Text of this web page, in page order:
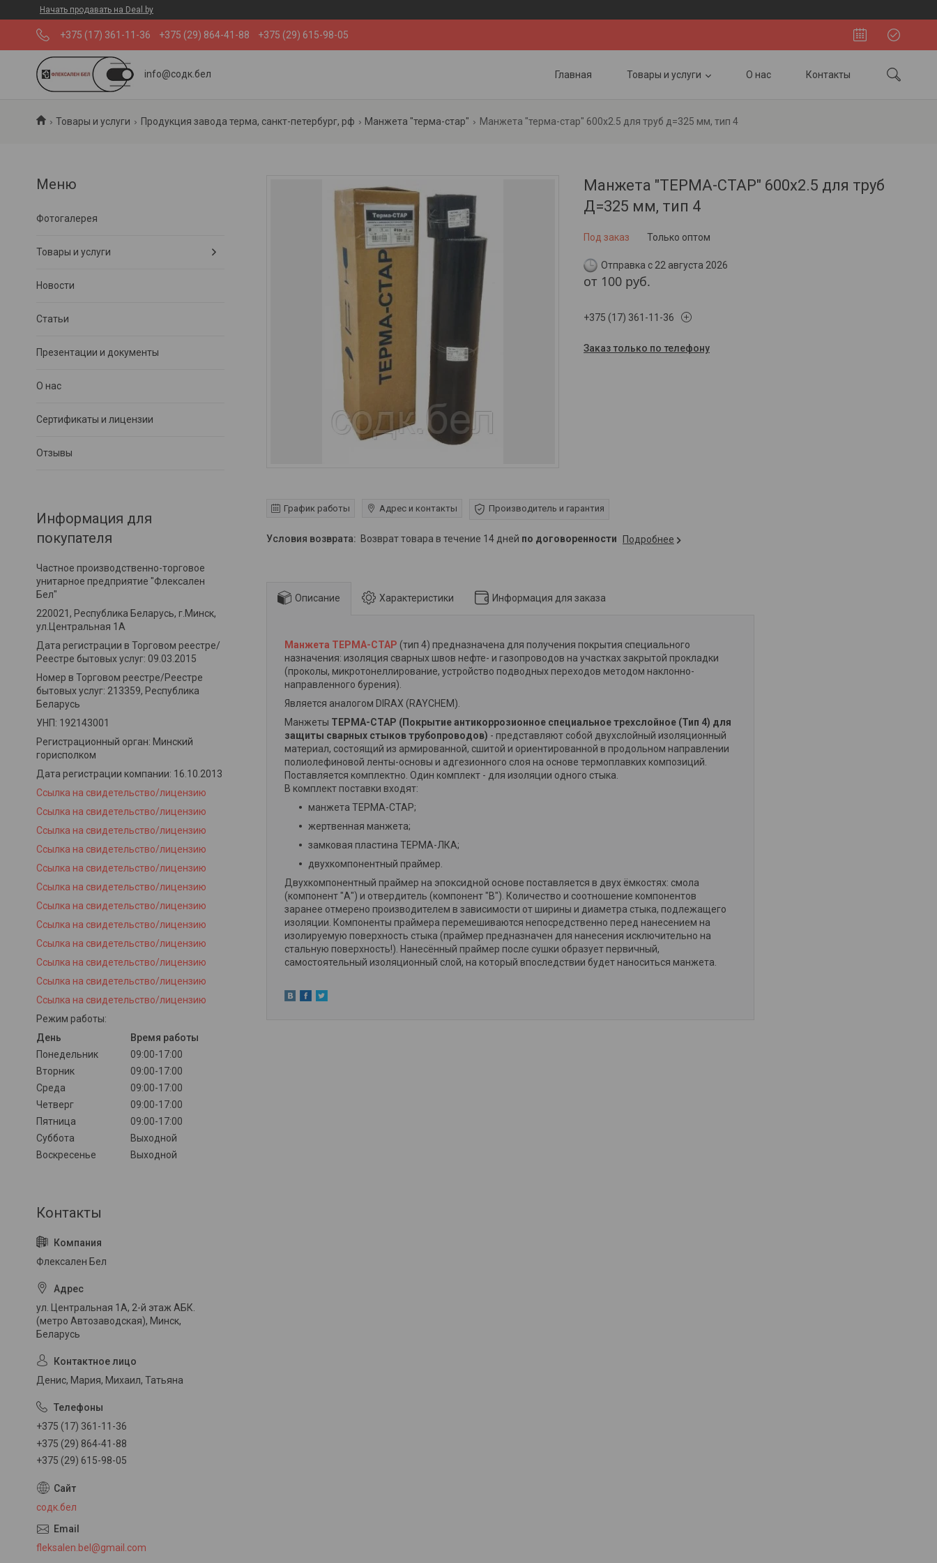
Начать продавать на Deal.by
+375 (17) 361-11-36 +375 (29) 864-41-88 +375 (29) 615-98-05
info@содк.бел Главная Товары и услуги О нас Контакты
Товары и услуги Продукция завода терма, санкт-петербург, рф Манжета "терма-стар" Манжета "терма-стар" 600x2.5 для труб д=325 мм, тип 4
Манжета "ТЕРМА-СТАР" 600x2.5 для труб
Д=325 мм, тип 4
Под заказ Только оптом
Отправка с 22 августа 2026
от 100 руб.
+375 (17) 361-11-36
Заказ только по телефону
График работы Адрес и контакты Производитель и гарантия
возврат товара в течение 14 дней по договоренности Подробнее
Описание Характеристики Информация для заказа
Манжета ТЕРМА-СТАР (тип 4) предназначена для получения покрытия специального
назначения: изоляция сварных швов нефте- и газопроводов на участках закрытой прокладки
(проколы, микротонеллирование, устройство подводных переходов методом наклонно-
направленного бурения).
Является аналогом DIRAX (RAYCHEM).
Манжеты ТЕРМА-СТАР (Покрытие антикоррозионное специальное трехслойное (Тип 4) для
защиты сварных стыков трубопроводов) - представляют собой двухслойный изоляционный
материал, состоящий из армированной, сшитой и ориентированной в продольном направлении
полиолефиновой ленты-основы и адгезионного слоя на основе термоплавких композиций.
Поставляется комплектно. Один комплект - для изоляции одного стыка.
В комплект поставки входят:
манжета ТЕРМА-СТАР;
жертвенная манжета;
замковая пластина ТЕРМА-ЛКА;
двухкомпонентный праймер.
Двухкомпонентный праймер на эпоксидной основе поставляется в двух ёмкостях: смола
(компонент "А") и отвердитель (компонент "В"). Количество и соотношение компонентов
заранее отмерено производителем в зависимости от ширины и диаметра стыка, подлежащего
изоляции. Компоненты праймера перемешиваются непосредственно перед нанесением на
изолируемую поверхность стыка (праймер предназначен для нанесения исключительно на
стальную поверхность!). Нанесённый праймер после сушки образует первичный,
самостоятельный изоляционный слой, на который впоследствии будет наноситься манжета.
Фотогалерея
Товары и услуги
Новости
Статьи
Презентации и документы
О нас
Сертификаты и лицензии
Отзывы
Информация для
покупателя
Частное производственно-торговое
унитарное предприятие "Флексален
Бел"
220021, Республика Беларусь, г.Минск,
ул.Центральная 1А
Дата регистрации в Торговом реестре/
Реестре бытовых услуг: 09.03.2015
Номер в Торговом реестре/Реестре
бытовых услуг: 213359, Республика
Беларусь
УНП: 192143001
Регистрационный орган: Минский
горисполком
Дата регистрации компании: 16.10.2013
Ссылка на свидетельство/лицензию
Ссылка на свидетельство/лицензию
Ссылка на свидетельство/лицензию
Ссылка на свидетельство/лицензию
Ссылка на свидетельство/лицензию
Ссылка на свидетельство/лицензию
Ссылка на свидетельство/лицензию
Ссылка на свидетельство/лицензию
Ссылка на свидетельство/лицензию
Ссылка на свидетельство/лицензию
Ссылка на свидетельство/лицензию
Ссылка на свидетельство/лицензию
Режим работы:
День
Время работы
Понедельник
09:00-17:00
Вторник
09:00-17:00
Среда
09:00-17:00
Четверг
09:00-17:00
Пятница
09:00-17:00
Суббота
Выходной
Воскресенье
Выходной
Флексален Бел
ул. Центральная 1А, 2-й этаж АБК.
(метро Автозаводская), Минск,
Беларусь
Денис, Мария, Михаил, Татьяна
+375 (17) 361-11-36
+375 (29) 864-41-88
+375 (29) 615-98-05
содк.бел
fleksalen.bel@gmail.com